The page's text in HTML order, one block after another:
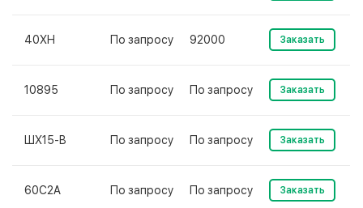
40ХН По запросу 92000 Заказать
10895 По запросу По запросу Заказать
ШХ15-В По запросу По запросу Заказать
60С2А По запросу По запросу Заказать